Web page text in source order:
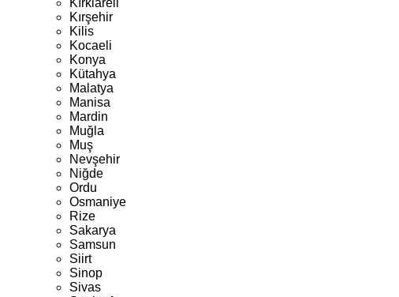
Kırklareli
Kırşehir
Kilis
Kocaeli
Konya
Kütahya
Malatya
Manisa
Mardin
Muğla
Muş
Nevşehir
Niğde
Ordu
Osmaniye
Rize
Sakarya
Samsun
Siirt
Sinop
Sivas